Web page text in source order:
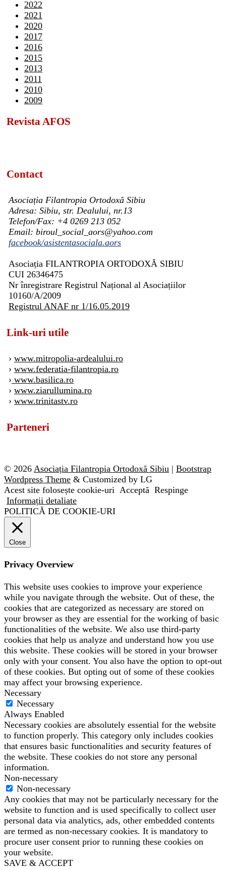
2022
2021
2020
2017
2016
2015
2013
2011
2010
2009
Revista AFOS
Contact
Asociația Filantropia Ortodoxă Sibiu
Adresa: Sibiu, str. Dealului, nr.13
Telefon/Fax: +4 0269 213 052
Email: biroul_social_aors@yahoo.com
facebook/asistentasociala.aors
Asociația FILANTROPIA ORTODOXĂ SIBIU
CUI 26346475
Nr înregistrare Registrul Național al Asociațiilor
10160/A/2009
Registrul ANAF nr 1/16.05.2019
Link-uri utile
› www.mitropolia-ardealului.ro
› www.federatia-filantropia.ro
› www.basilica.ro
› www.ziarullumina.ro
› www.trinitastv.ro
Parteneri
© 2026 Asociația Filantropia Ortodoxă Sibiu | Bootstrap
Wordpress Theme & Customized by LG
Acest site folosește cookie-uri Acceptă Respinge
Informații detaliate
POLITICĂ DE COOKIE-URI
Close
Privacy Overview
This website uses cookies to improve your experience
while you navigate through the website. Out of these, the
cookies that are categorized as necessary are stored on
your browser as they are essential for the working of basic
functionalities of the website. We also use third-party
cookies that help us analyze and understand how you use
this website. These cookies will be stored in your browser
only with your consent. You also have the option to opt-out
of these cookies. But opting out of some of these cookies
may affect your browsing experience.
Necessary
Necessary
Always Enabled
Necessary cookies are absolutely essential for the website
to function properly. This category only includes cookies
that ensures basic functionalities and security features of
the website. These cookies do not store any personal
information.
Non-necessary
Non-necessary
Any cookies that may not be particularly necessary for the
website to function and is used specifically to collect user
personal data via analytics, ads, other embedded contents
are termed as non-necessary cookies. It is mandatory to
procure user consent prior to running these cookies on
your website.
SAVE & ACCEPT